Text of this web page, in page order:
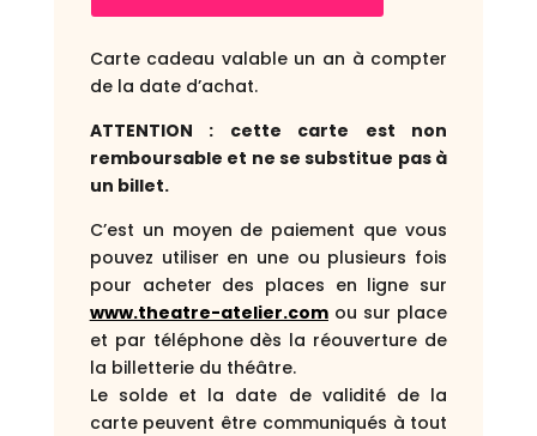
Carte cadeau valable un an à compter
de la date d’achat.
ATTENTION : cette carte est non
remboursable et ne se substitue pas à
un billet.
C’est un moyen de paiement que vous
pouvez utiliser en une ou plusieurs fois
pour acheter des places en ligne sur
www.theatre-atelier.comou sur place
et par téléphone dès la réouverture de
la billetterie du théâtre.
Le solde et la date de validité de la
carte peuvent être communiqués à tout